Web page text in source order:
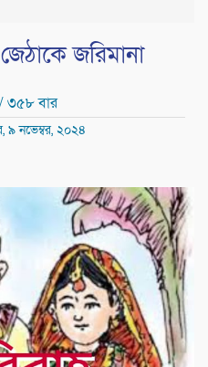
জরিমানা
/ ৩৫৮ বার
৯ নভেম্বর, ২০২৪